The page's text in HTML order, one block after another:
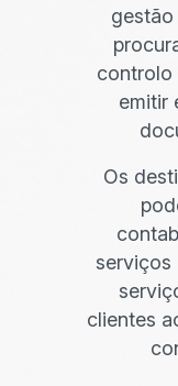
gestão
controlo
emitir
Os
serviços
clientes